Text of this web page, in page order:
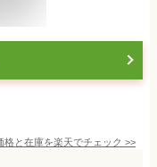
格と在庫を楽天でチェック >>